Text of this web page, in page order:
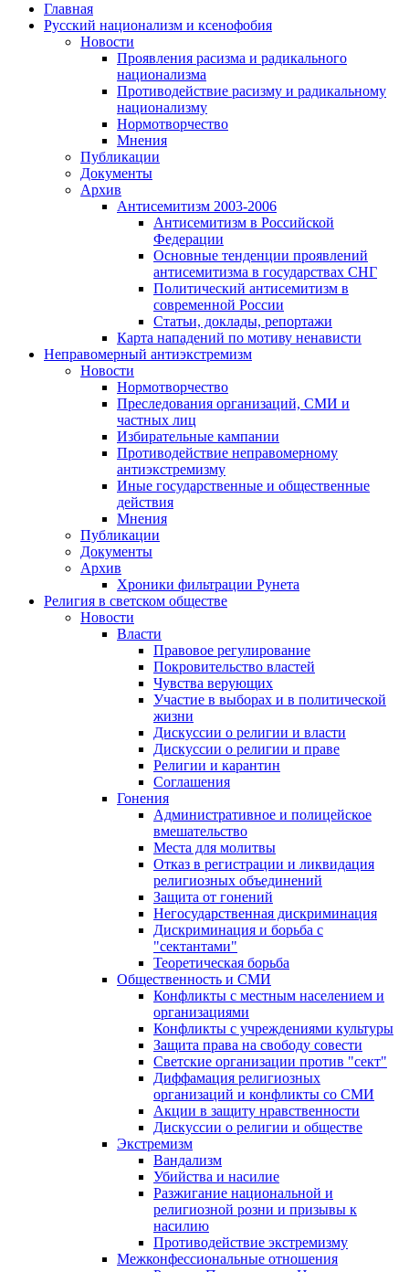
Главная
Русский национализм и ксенофобия
Новости
Проявления расизма и радикального
национализма
Противодействие расизму и радикальному
национализму
Нормотворчество
Мнения
Публикации
Документы
Архив
Антисемитизм 2003-2006
Антисемитизм в Российской
Федерации
Основные тенденции проявлений
антисемитизма в государствах СНГ
Политический антисемитизм в
современной России
Статьи, доклады, репортажи
Карта нападений по мотиву ненависти
Неправомерный антиэкстремизм
Новости
Нормотворчество
Преследования организаций, СМИ и
частных лиц
Избирательные кампании
Противодействие неправомерному
антиэкстремизму
Иные государственные и общественные
действия
Мнения
Публикации
Документы
Архив
Хроники фильтрации Рунета
Религия в светском обществе
Новости
Власти
Правовое регулирование
Покровительство властей
Чувства верующих
Участие в выборах и в политической
жизни
Дискуссии о религии и власти
Дискуссии о религии и праве
Религии и карантин
Соглашения
Гонения
Административное и полицейское
вмешательство
Места для молитвы
Отказ в регистрации и ликвидация
религиозных объединений
Защита от гонений
Негосударственная дискриминация
Дискриминация и борьба с
"сектантами"
Теоретическая борьба
Общественность и СМИ
Конфликты с местным населением и
организациями
Конфликты с учреждениями культуры
Защита права на свободу совести
Светские организации против "сект"
Диффамация религиозных
организаций и конфликты со СМИ
Акции в защиту нравственности
Дискуссии о религии и обществе
Экстремизм
Вандализм
Убийства и насилие
Разжигание национальной и
религиозной розни и призывы к
насилию
Противодействие экстремизму
Межконфессиональные отношения